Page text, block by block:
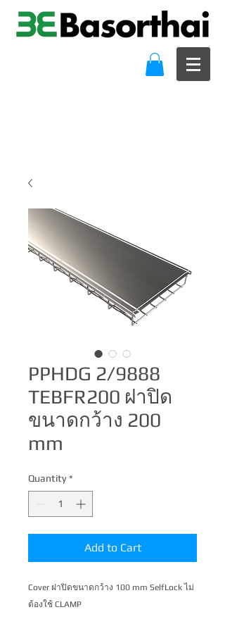
PPHDG 2/9888
TEBFR200 ฝาปิด
ขนาดกว้าง 200
mm
Quantity *
Add to Cart
Cover ฝาปิดขนาดกว้าง 100 mm SelfLock ไม่
ต้องใช้ CLAMP